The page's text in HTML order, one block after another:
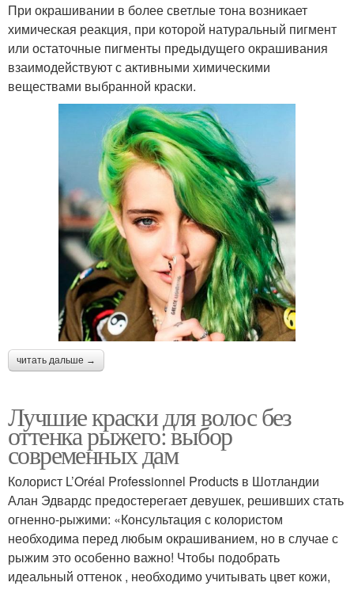
При окрашивании в более светлые тона возникает
химическая реакция, при которой натуральный пигмент
или остаточные пигменты предыдущего окрашивания
взаимодействуют с активными химическими
веществами выбранной краски.
читать дальше →
Лучшие краски для волос без
оттенка рыжего: выбор
современных дам
Колорист L’Oréal Professionnel Products в Шотландии
Алан Эдвардс предостерегает девушек, решивших стать
огненно-рыжими: «Консультация с колористом
необходима перед любым окрашиванием, но в случае с
рыжим это особенно важно! Чтобы подобрать
идеальный оттенок , необходимо учитывать цвет кожи,